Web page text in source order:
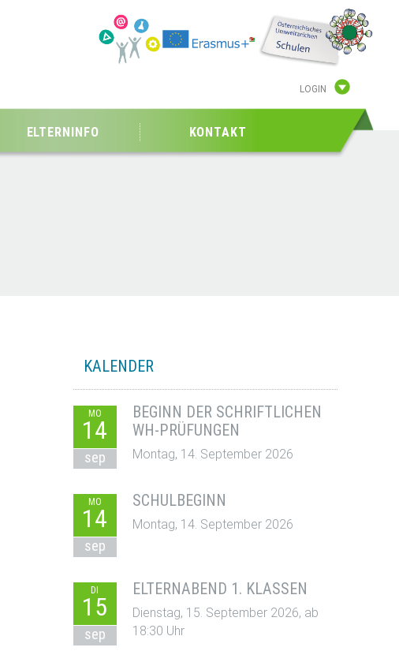
LOGIN
ELTERNINFO KONTAKT
KALENDER
MO
14
sep
BEGINN DER SCHRIFTLICHEN
WH-PRÜFUNGEN
Montag, 14. September 2026
MO
14
sep
SCHULBEGINN
Montag, 14. September 2026
DI
15
sep
ELTERNABEND 1. KLASSEN
Dienstag, 15. September 2026, ab
18:30 Uhr